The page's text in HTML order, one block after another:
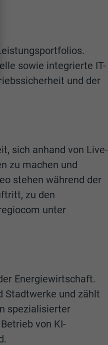
sowie integrierte IT-
und der
sich anhand von Live-
zu machen und
stehen während der
zu den
unter
Energiewirtschaft.
Stadtwerke und zählt
spezialisierter
von KI-